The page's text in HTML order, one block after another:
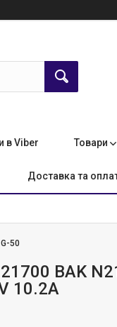
в Viber Товари
Доставка та
G-50
BAK
10.2A